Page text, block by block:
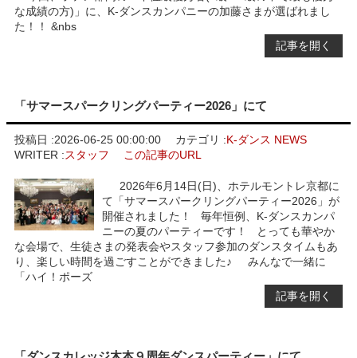
な成績の方)」に、K-ダンスカンパニーの加藤さまが選ばれまし
た！！ &nbs
記事を開く
「サマースパークリングパーティー2026」にて
投稿日 :2026-06-25 00:00:00 カテゴリ :K-ダンス NEWS
WRITER :スタッフ この記事のURL
2026年6月14日(日)、ホテルモントレ京都に
て「サマースパークリングパーティー2026」が
開催されました！ 毎年恒例、K-ダンスカンパ
ニーの夏のパーティーです！ とっても華やか
な会場で、生徒さまの発表会やスタッフ参加のダンスタイムもあ
り、楽しい時間を過ごすことができました♪ みんなで一緒に
「ハイ！ポーズ
記事を開く